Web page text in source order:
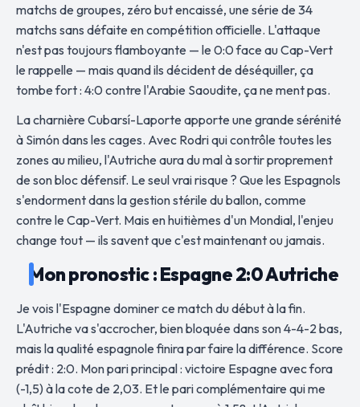
matchs de groupes, zéro but encaissé, une série de 34
matchs sans défaite en compétition officielle. L'attaque
n'est pas toujours flamboyante — le 0:0 face au Cap-Vert
le rappelle — mais quand ils décident de déséquiller, ça
tombe fort : 4:0 contre l'Arabie Saoudite, ça ne ment pas.
La charnière Cubarsí-Laporte apporte une grande sérénité
à Simón dans les cages. Avec Rodri qui contrôle toutes les
zones au milieu, l'Autriche aura du mal à sortir proprement
de son bloc défensif. Le seul vrai risque ? Que les Espagnols
s'endorment dans la gestion stérile du ballon, comme
contre le Cap-Vert. Mais en huitièmes d'un Mondial, l'enjeu
change tout — ils savent que c'est maintenant ou jamais.
Mon pronostic : Espagne 2:0 Autriche
Je vois l'Espagne dominer ce match du début à la fin.
L'Autriche va s'accrocher, bien bloquée dans son 4-4-2 bas,
mais la qualité espagnole finira par faire la différence. Score
prédit : 2:0. Mon pari principal : victoire Espagne avec fora
(-1,5) à la cote de 2,03. Et le pari complémentaire qui me